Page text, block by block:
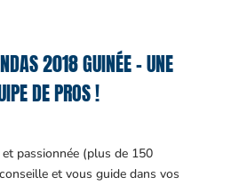
2018 GUINÉE – UNE
DE PROS !
passionnée (plus de 150
et vous guide dans vos